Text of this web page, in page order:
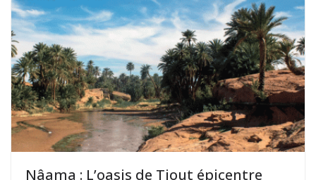
Nâama : L’oasis de Tiout épicentre